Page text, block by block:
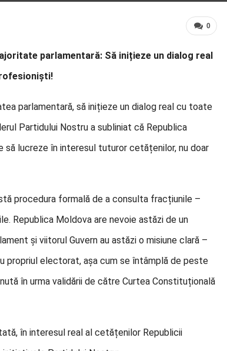
0
parlamentară: Să inițieze un dialog real
parlamentară, să inițieze un dialog real cu toate
Partidului Nostru a subliniat că Republica
să lucreze în interesul tuturor cetățenilor, nu doar
procedura formală de a consulta fracțiunile –
Republica Moldova are nevoie astăzi de un
și viitorul Guvern au astăzi o misiune clară –
propriul electorat, așa cum se întâmplă de peste
în urma validării de către Curtea Constituțională
în interesul real al cetățenilor Republicii